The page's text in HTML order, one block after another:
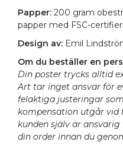
Papper: 200 gram
papper med FSC-
Design av: Emil
Om du beställer en
Din poster trycks alltid
Art tar inget ansvar för
felaktiga justeringar
kompensation utgår vid
kunden själv är
din order innan du